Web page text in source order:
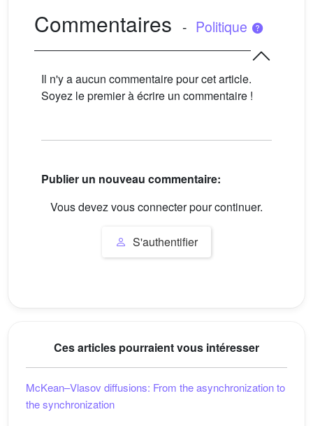
Commentaires - Politique
Il n'y a aucun commentaire pour cet article.
Soyez le premier à écrire un commentaire !
Publier un nouveau commentaire:
Vous devez vous connecter pour continuer.
S'authentifier
Ces articles pourraient vous intéresser
McKean–Vlasov diffusions: From the asynchronization to
the synchronization